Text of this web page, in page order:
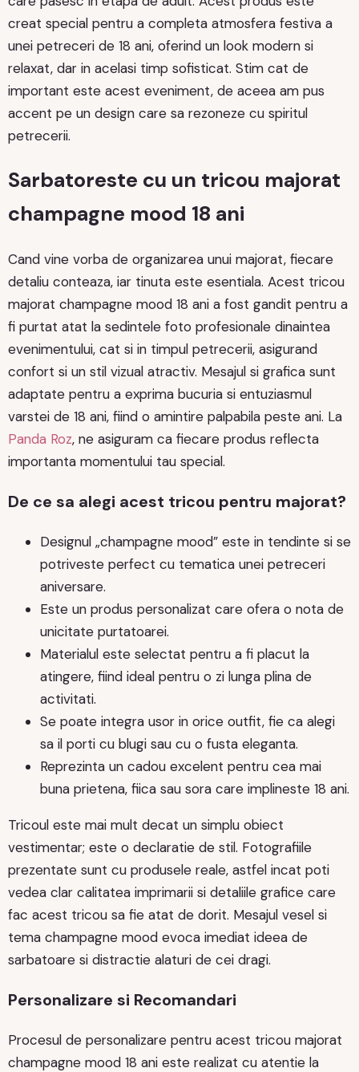
creat special pentru a completa atmosfera festiva a
unei petreceri de 18 ani, oferind un look modern si
relaxat, dar in acelasi timp sofisticat. Stim cat de
important este acest eveniment, de aceea am pus
accent pe un design care sa rezoneze cu spiritul
petrecerii.
Sarbatoreste cu un tricou majorat
champagne mood 18 ani
Cand vine vorba de organizarea unui majorat, fiecare
detaliu conteaza, iar tinuta este esentiala. Acest tricou
majorat champagne mood 18 ani a fost gandit pentru a
fi purtat atat la sedintele foto profesionale dinaintea
evenimentului, cat si in timpul petrecerii, asigurand
confort si un stil vizual atractiv. Mesajul si grafica sunt
adaptate pentru a exprima bucuria si entuziasmul
varstei de 18 ani, fiind o amintire palpabila peste ani. La
Panda Roz, ne asiguram ca fiecare produs reflecta
importanta momentului tau special.
De ce sa alegi acest tricou pentru majorat?
Designul „champagne mood” este in tendinte si se
potriveste perfect cu tematica unei petreceri
aniversare.
Este un produs personalizat care ofera o nota de
unicitate purtatoarei.
Materialul este selectat pentru a fi placut la
atingere, fiind ideal pentru o zi lunga plina de
activitati.
Se poate integra usor in orice outfit, fie ca alegi
sa il porti cu blugi sau cu o fusta eleganta.
Reprezinta un cadou excelent pentru cea mai
buna prietena, fiica sau sora care implineste 18 ani.
Tricoul este mai mult decat un simplu obiect
vestimentar; este o declaratie de stil. Fotografiile
prezentate sunt cu produsele reale, astfel incat poti
vedea clar calitatea imprimarii si detaliile grafice care
fac acest tricou sa fie atat de dorit. Mesajul vesel si
tema champagne mood evoca imediat ideea de
sarbatoare si distractie alaturi de cei dragi.
Personalizare si Recomandari
Procesul de personalizare pentru acest tricou majorat
champagne mood 18 ani este realizat cu atentie la